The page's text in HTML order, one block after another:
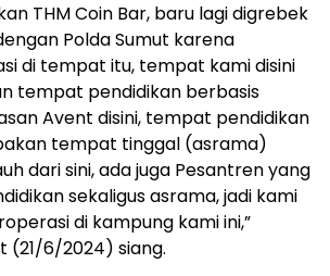
THM Coin Bar, baru lagi digrebek
Polda Sumut karena
di tempat itu, tempat kami disini
tempat pendidikan berbasis
Avent disini, tempat pendidikan
tempat tinggal (asrama)
dari sini, ada juga Pesantren yang
sekaligus asrama, jadi kami
di kampung kami ini,”
(21/6/2024) siang.